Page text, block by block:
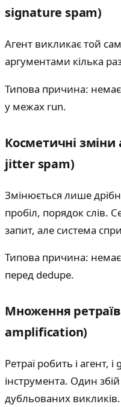
signature spam)
Агент викликає той
аргументами кілька
Типова причина:
у межах run.
Косметичні
jitter spam)
Змінюється лише
пробіл, порядок слів.
запит, але система
Типова причина: немає
перед dedupe.
Множення
amplification)
Ретраї робить і агент,
інструмента. Один
дубльованих викликів.